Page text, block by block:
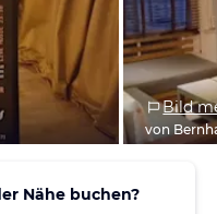
Bild
von
Nähe buchen?